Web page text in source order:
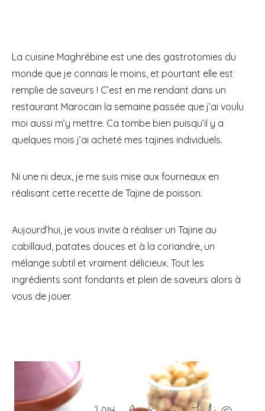
La cuisine Maghrébine est une des gastrotomies du
monde que je connais le moins, et pourtant elle est
remplie de saveurs ! C’est en me rendant dans un
restaurant Marocain la semaine passée que j’ai voulu
moi aussi m’y mettre. Ca tombe bien puisqu’il y a
quelques mois j’ai acheté mes tajines individuels.
Ni une ni deux, je me suis mise aux fourneaux en
réalisant cette recette de Tajine de poisson.
Aujourd’hui, je vous invite à réaliser un Tajine au
cabillaud, patates douces et à la coriandre, un
mélange subtil et vraiment délicieux. Tout les
ingrédients sont fondants et plein de saveurs alors à
vous de jouer.